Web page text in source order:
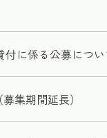
に係る公募につい
集期間延長）